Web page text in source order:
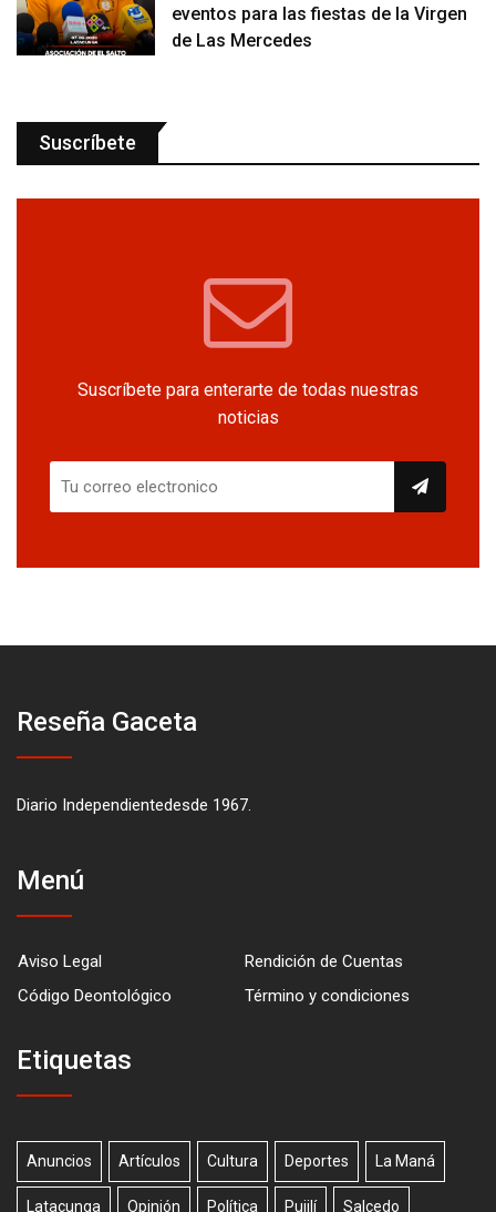
eventos para las fiestas de la Virgen
de Las Mercedes
Suscríbete
Suscríbete para enterarte de todas nuestras
noticias
Reseña Gaceta
Diario Independientedesde 1967.
Menú
Aviso Legal
Rendición de Cuentas
Código Deontológico
Término y condiciones
Etiquetas
Anuncios Artículos Cultura Deportes La Maná
Latacunga Opinión Política Pujilí Salcedo